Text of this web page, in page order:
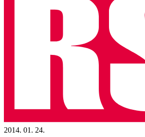
2014. 01. 24.